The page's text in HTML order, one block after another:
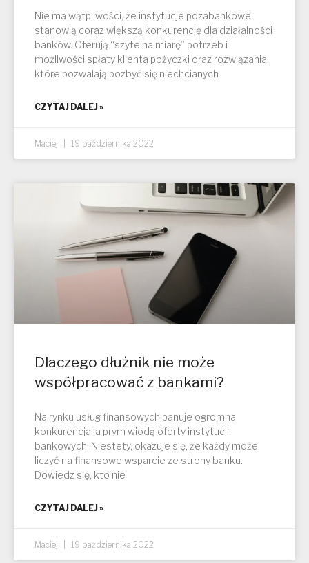
Nie ma wątpliwości, że instytucje pozabankowe
stanowią coraz większą konkurencję dla działalności
banków. Oferują “szyte na miarę” potrzeb i
możliwości spłaty klienta pożyczki oraz rozwiązania,
które pozwalają pozbyć się niechcianych
CZYTAJ DALEJ »
Maciej 19 października 2022
Dlaczego dłużnik nie może
współpracować z bankami?
Na rynku usług finansowych panuje ogromna
konkurencja, a prym wiodą oferty instytucji
bankowych. Niestety, okazuje się, że każdy może
liczyć na finansowe wsparcie ze strony banku.
Dowiedz się, kto nie
CZYTAJ DALEJ »
Maciej 19 października 2022